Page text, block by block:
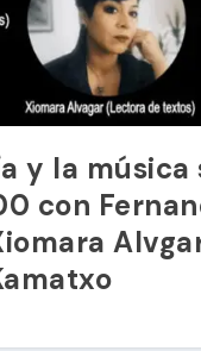
y la música
con